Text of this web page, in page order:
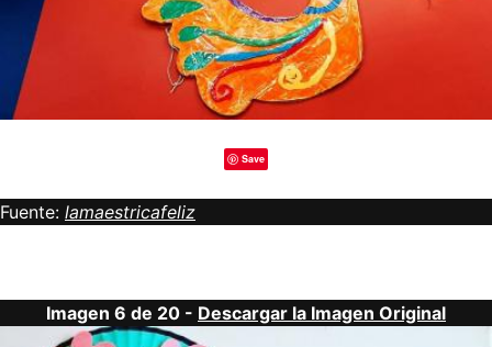
Save
Fuente: lamaestricafeliz
Imagen 6 de 20 - Descargar la Imagen Original